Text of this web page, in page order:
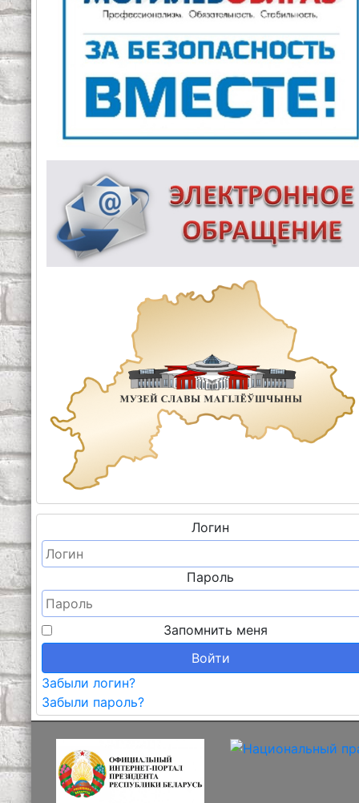
Логин
Пароль
Запомнить меня
Войти
Забыли логин?
Забыли пароль?